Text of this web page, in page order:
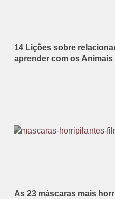
14 Lições sobre
aprender com os Animais
As 23 máscaras mais